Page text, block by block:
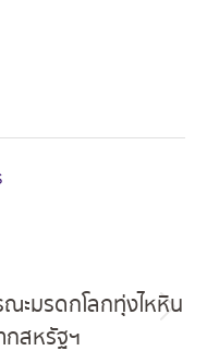
ะมรดกโลกทุ่งไหหิน
กสหรัฐฯ